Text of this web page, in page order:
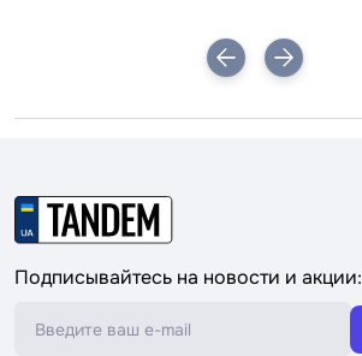
Подписывайтесь на новости и акции: